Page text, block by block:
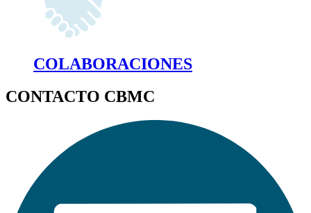
COLABORACIONES
CONTACTO CBMC